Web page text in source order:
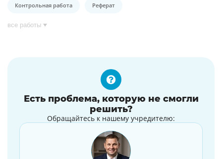
Контрольная работа Реферат
все работы
Есть проблема, которую не смогли
решить?
Обращайтесь к нашему учредителю: